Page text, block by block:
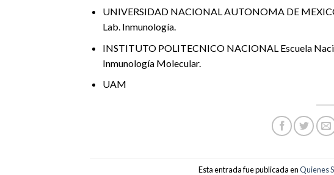
UNIVERSIDAD NACIONAL AUTONOMA DE
Lab. Inmunología.
INSTITUTO POLITECNICO NACIONAL Escuela
Inmunología Molecular.
UAM
Esta entrada fue publicada enQuienes